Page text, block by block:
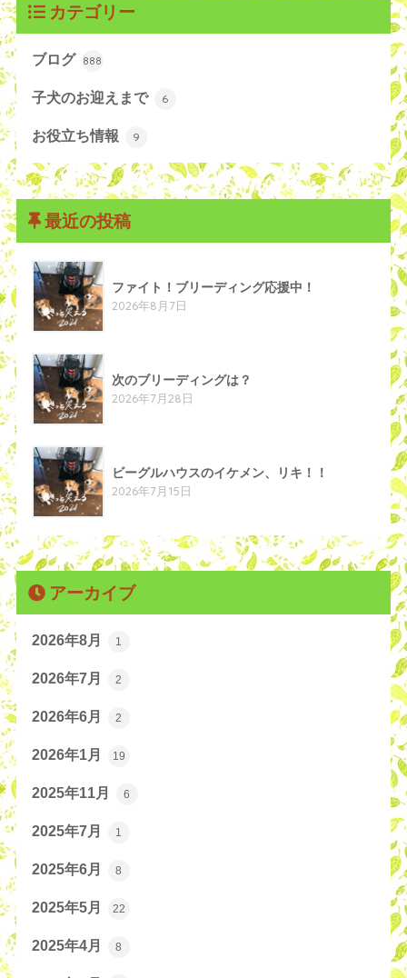
カテゴリー
ブログ 888
子犬のお迎えまで 6
お役立ち情報 9
最近の投稿
ファイト！ブリーディング応援中！
2026年8月7日
次のブリーディングは？
2026年7月28日
ビーグルハウスのイケメン、リキ！！
2026年7月15日
アーカイブ
2026年8月 1
2026年7月 2
2026年6月 2
2026年1月 19
2025年11月 6
2025年7月 1
2025年6月 8
2025年5月 22
2025年4月 8